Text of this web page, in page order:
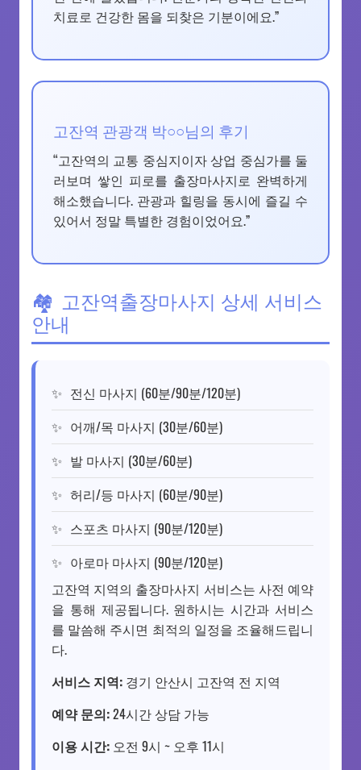
치료로 건강한 몸을 되찾은 기분이에요.”
고잔역 관광객 박○○님의 후기
“고잔역의 교통 중심지이자 상업 중심가를 둘
러보며 쌓인 피로를 출장마사지로 완벽하게
해소했습니다. 관광과 힐링을 동시에 즐길 수
있어서 정말 특별한 경험이었어요.”
고잔역출장마사지 상세 서비스
안내
전신 마사지 (60분/90분/120분)
어깨/목 마사지 (30분/60분)
발 마사지 (30분/60분)
허리/등 마사지 (60분/90분)
스포츠 마사지 (90분/120분)
아로마 마사지 (90분/120분)
고잔역 지역의 출장마사지 서비스는 사전 예약
을 통해 제공됩니다. 원하시는 시간과 서비스
를 말씀해 주시면 최적의 일정을 조율해드립니
다.
서비스 지역: 경기 안산시 고잔역 전 지역
예약 문의:24시간 상담 가능
이용 시간: 오전 9시 ~ 오후 11시